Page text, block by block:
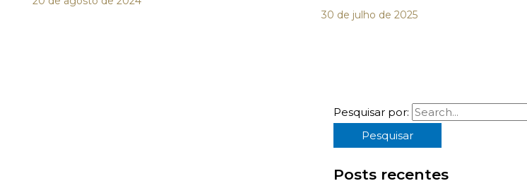
30 de julho de 2025
Pesquisar por:
Posts recentes